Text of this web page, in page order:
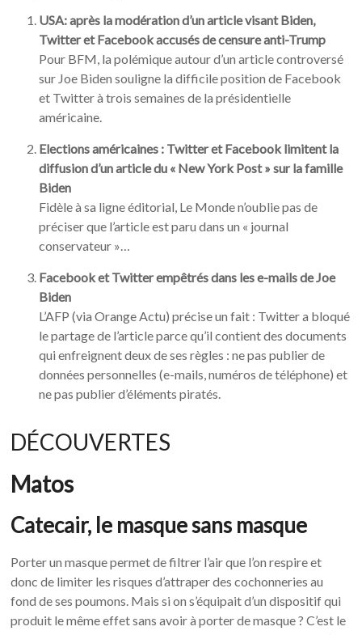
USA: après la modération d’un article visant Biden,
Twitter et Facebook accusés de censure anti-Trump
Pour BFM, la polémique autour d’un article controversé
sur Joe Biden souligne la difficile position de Facebook
et Twitter à trois semaines de la présidentielle
américaine.
Elections américaines : Twitter et Facebook limitent la
diffusion d’un article du « New York Post » sur la famille
Biden
Fidèle à sa ligne éditorial, Le Monde n’oublie pas de
préciser que l’article est paru dans un « journal
conservateur »…
Facebook et Twitter empêtrés dans les e-mails de Joe
Biden
L’AFP (via Orange Actu) précise un fait : Twitter a bloqué
le partage de l’article parce qu’il contient des documents
qui enfreignent deux de ses règles : ne pas publier de
données personnelles (e-mails, numéros de téléphone) et
ne pas publier d’éléments piratés.
DÉCOUVERTES
Matos
Catecair, le masque sans masque
Porter un masque permet de filtrer l’air que l’on respire et
donc de limiter les risques d’attraper des cochonneries au
fond de ses poumons. Mais si on s’équipait d’un dispositif qui
produit le même effet sans avoir à porter de masque ? C’est le